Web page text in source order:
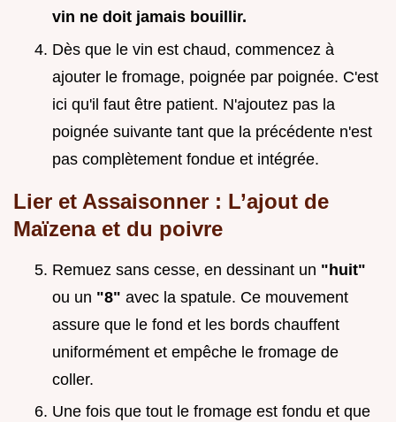
vin ne doit jamais bouillir.
Dès que le vin est chaud, commencez à
ajouter le fromage, poignée par poignée. C'est
ici qu'il faut être patient. N'ajoutez pas la
poignée suivante tant que la précédente n'est
pas complètement fondue et intégrée.
Lier et Assaisonner : L’ajout de
Maïzena et du poivre
Remuez sans cesse, en dessinant un "huit"
ou un "8" avec la spatule. Ce mouvement
assure que le fond et les bords chauffent
uniformément et empêche le fromage de
coller.
Une fois que tout le fromage est fondu et que